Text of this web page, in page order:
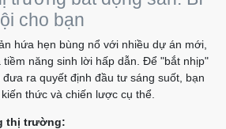
cho bạn
hứa hẹn bùng nổ với nhiều dự án mới,
tiềm năng sinh lời hấp dẫn. Để "bắt nhịp"
ra quyết định đầu tư sáng suốt, bạn
thức và chiến lược cụ thể.
thị trường: